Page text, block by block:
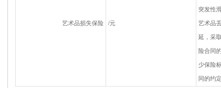
艺术品损失保险 /元
突发性
艺术品
延，采
险合同
少保险
同的约